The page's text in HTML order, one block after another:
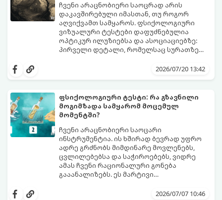
ჩვენი არაცნობიერი საოცრად არის
დაკავშირებული იმასთან, თუ როგორ
აღვიქვამთ სამყაროს. ფსიქოლოგიური
ვიზუალური ტესტები დაფუძნებულია
ოპტიკურ ილუზიებსა და ასოციაციებზე:
პირველი დეტალი, რომელსაც სურათზე
პიროვნების ფარულ მხარეებზე,2026/07/20 13:42
ფსიქოლოგიური ტესტი: რა გზავნილი
მოგიმზადა სამყარომ მოცემულ
მომენტში?
ჩვენი არაცნობიერი საოცარი
ინსტრუმენტია. ის ხშირად ბევრად უფრო
ადრე გრძნობს მიმდინარე მოვლენებს,
ცვლილებებსა და საჭიროებებს, ვიდრე
ამას ჩვენი რაციონალური გონება
გააანალიზებს. ეს მარტივი
ასოციაციურ აღქმაზეა დაფუძნებული,
აირჩიეთ სამი წერილიდან ის ერთი,
2026/07/07 10:46